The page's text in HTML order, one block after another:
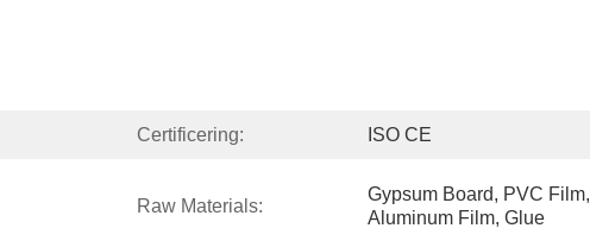
Certificering: ISO CE
Raw Materials:
Gypsum Board, PVC Film,
Aluminum Film, Glue